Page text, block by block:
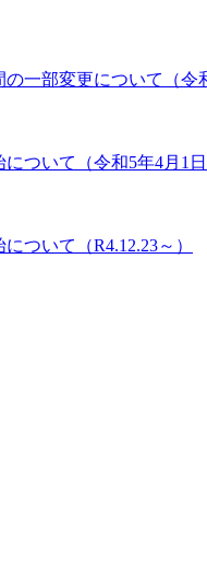
一部変更について（令
ついて（令和5年4月1
ついて（R4.12.23～）